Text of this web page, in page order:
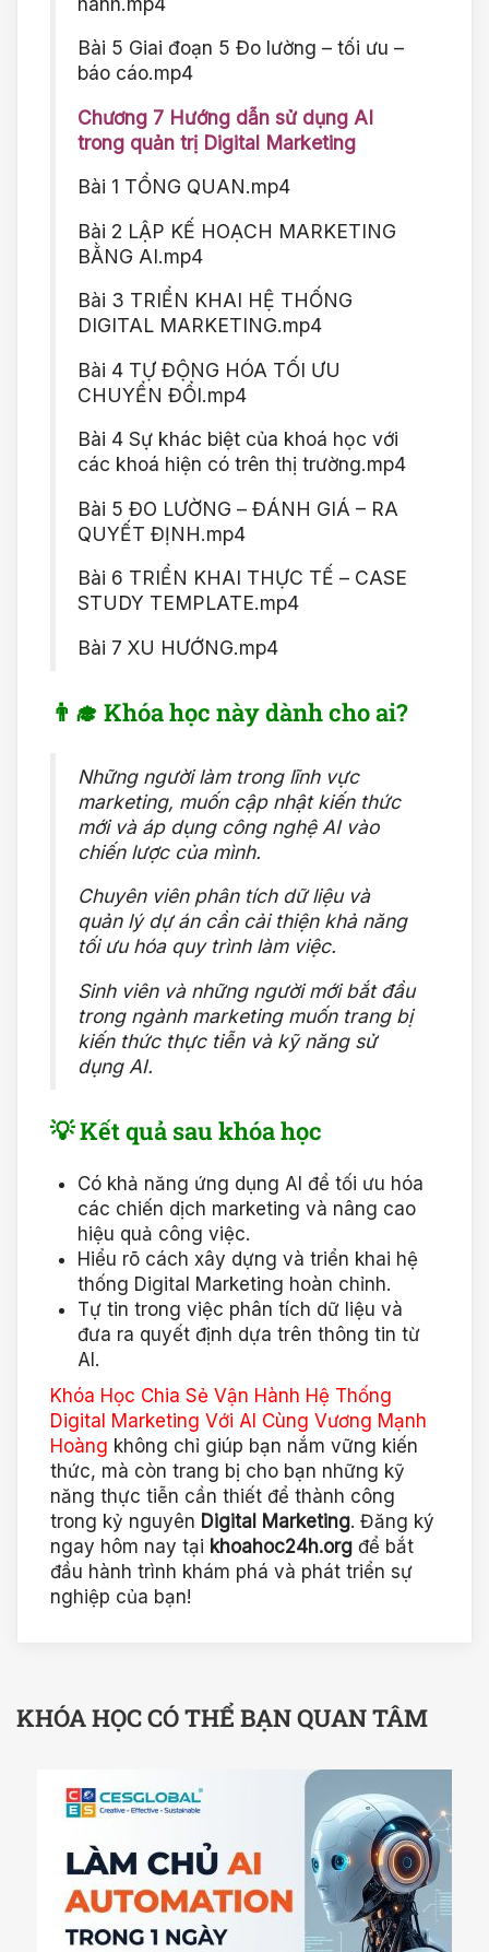
Bài 5 Giai đoạn 5 Đo lường – tối ưu –
báo cáo.mp4
Chương 7 Hướng dẫn sử dụng AI
trong quản trị Digital Marketing
Bài 1 TỔNG QUAN.mp4
Bài 2 LẬP KẾ HOẠCH MARKETING
BẰNG AI.mp4
Bài 3 TRIỂN KHAI HỆ THỐNG
DIGITAL MARKETING.mp4
Bài 4 TỰ ĐỘNG HÓA TỐI ƯU
CHUYỂN ĐỔI.mp4
Bài 4 Sự khác biệt của khoá học với
các khoá hiện có trên thị trường.mp4
Bài 5 ĐO LƯỜNG – ĐÁNH GIÁ – RA
QUYẾT ĐỊNH.mp4
Bài 6 TRIỂN KHAI THỰC TẾ – CASE
STUDY TEMPLATE.mp4
Bài 7 XU HƯỚNG.mp4
👨‍🎓 Khóa học này dành cho ai?
Những người làm trong lĩnh vực
marketing, muốn cập nhật kiến thức
mới và áp dụng công nghệ AI vào
chiến lược của mình.
Chuyên viên phân tích dữ liệu và
quản lý dự án cần cải thiện khả năng
tối ưu hóa quy trình làm việc.
Sinh viên và những người mới bắt đầu
trong ngành marketing muốn trang bị
kiến thức thực tiễn và kỹ năng sử
dụng AI.
💡 Kết quả sau khóa học
Có khả năng ứng dụng AI để tối ưu hóa
các chiến dịch marketing và nâng cao
hiệu quả công việc.
Hiểu rõ cách xây dựng và triển khai hệ
thống Digital Marketing hoàn chỉnh.
Tự tin trong việc phân tích dữ liệu và
đưa ra quyết định dựa trên thông tin từ
AI.
Khóa Học Chia Sẻ Vận Hành Hệ Thống
Digital Marketing Với AI Cùng Vương Mạnh
Hoàng không chỉ giúp bạn nắm vững kiến
thức, mà còn trang bị cho bạn những kỹ
năng thực tiễn cần thiết để thành công
trong kỷ nguyên Digital Marketing. Đăng ký
ngay hôm nay tại khoahoc24h.org để bắt
đầu hành trình khám phá và phát triển sự
nghiệp của bạn!
KHÓA HỌC CÓ THỂ BẠN QUAN TÂM